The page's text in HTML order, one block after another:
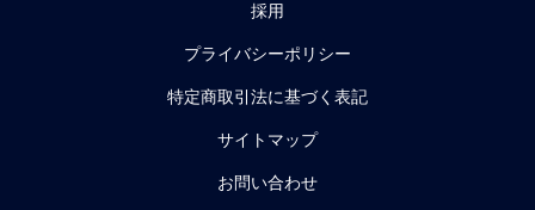
採用
プライバシーポリシー
特定商取引法に基づく表記
サイトマップ
お問い合わせ